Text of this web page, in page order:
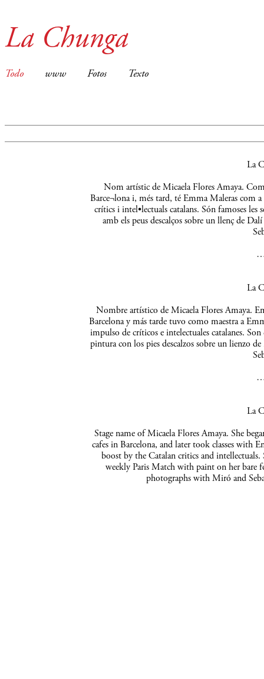
La Chunga
Todo www Fotos Texto
La
Nom artístic de Micaela Flores Amaya.
Barce¬lona i, més tard, té Emma Maleras com
crítics i intel•lectuals catalans. Són famoses
amb els peus descalços sobre un llenç de
La
Nombre artístico de Micaela Flores Amaya.
Barcelona y más tarde tuvo como maestra a
impulso de críticos e intelectuales catalanes.
pintura con los pies descalzos sobre un lienzo
La
Stage name of Micaela Flores Amaya. She
cafes in Barcelona, and later took classes with
boost by the Catalan critics and
weekly Paris Match with paint on her bare
photographs with Miró and